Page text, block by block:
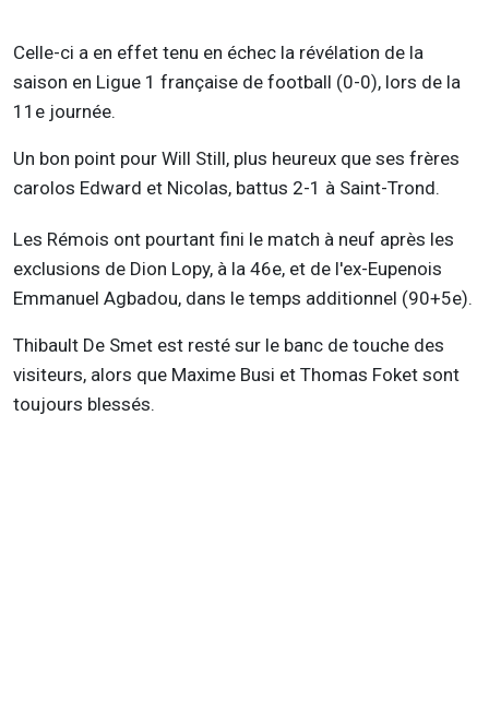
Celle-ci a en effet tenu en échec la révélation de la
saison en Ligue 1 française de football (0-0), lors de la
11e journée.
Un bon point pour Will Still, plus heureux que ses frères
carolos Edward et Nicolas, battus 2-1 à Saint-Trond.
Les Rémois ont pourtant fini le match à neuf après les
exclusions de Dion Lopy, à la 46e, et de l'ex-Eupenois
Emmanuel Agbadou, dans le temps additionnel (90+5e).
Thibault De Smet est resté sur le banc de touche des
visiteurs, alors que Maxime Busi et Thomas Foket sont
toujours blessés.